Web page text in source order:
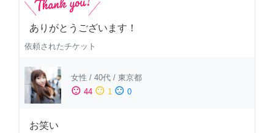
ありがとうございます！
依頼されたチケット
女性 / 40代 / 東京都
sentiment_satisfied 44 sentiment_neutral 1 sentiment_dissatisfied 0
お笑い